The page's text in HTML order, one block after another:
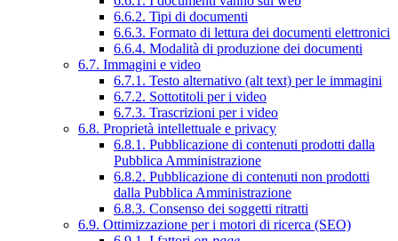
6.6.2. Tipi di documenti
6.6.3. Formato di lettura dei documenti elettronici
6.6.4. Modalità di produzione dei documenti
6.7. Immagini e video
6.7.1. Testo alternativo (alt text) per le immagini
6.7.2. Sottotitoli per i video
6.7.3. Trascrizioni per i video
6.8. Proprietà intellettuale e privacy
6.8.1. Pubblicazione di contenuti prodotti dalla
Pubblica Amministrazione
6.8.2. Pubblicazione di contenuti non prodotti
dalla Pubblica Amministrazione
6.8.3. Consenso dei soggetti ritratti
6.9. Ottimizzazione per i motori di ricerca (SEO)